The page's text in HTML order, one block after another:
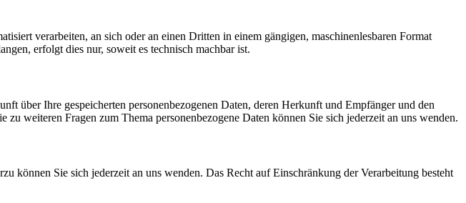
verarbeiten, an sich oder an einen Dritten in einem gängigen, maschinenlesbaren Format
erfolgt dies nur, soweit es technisch machbar ist.
über Ihre gespeicherten personenbezogenen Daten, deren Herkunft und Empfänger und den
weiteren Fragen zum Thema personenbezogene Daten können Sie sich jederzeit an uns wenden.
können Sie sich jederzeit an uns wenden. Das Recht auf Einschränkung der Verarbeitung besteht